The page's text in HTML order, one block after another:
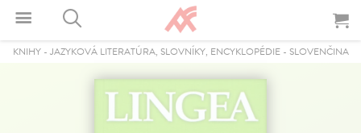
KNIHY- JAZYKOVÁ LITERATÚRA, SLOVNÍKY, ENCYKLOPÉDIE- SLOVENČINA